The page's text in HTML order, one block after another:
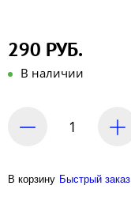
290 РУБ.
В наличии
В корзину Быстрый заказ